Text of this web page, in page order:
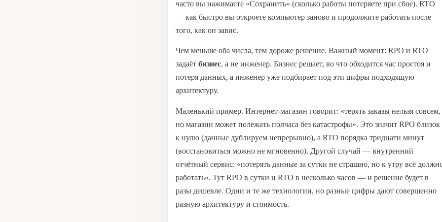
часто вы нажимаете «Сохранить» (сколько работы потеряете при сбое). RTO
— как быстро вы откроете компьютер заново и продолжите работать после
того, как он завис.
Чем меньше оба числа, тем дороже решение. Важный момент: RPO и RTO
задаёт бизнес, а не инженер. Бизнес решает, во что обходится час простоя и
потеря данных, а инженер уже подбирает под эти цифры подходящую
архитектуру.
Маленький пример. Интернет-магазин говорит: «терять заказы нельзя совсем,
но магазин может полежать полчаса без катастрофы». Это значит RPO близок
к нулю (данные дублируем непрерывно), а RTO порядка тридцати минут
(восстановиться можно не мгновенно). Другой случай — внутренний
отчётный сервис: «потерять данные за сутки не страшно, но к утру всё
работать». Тут RPO в сутки и RTO в несколько часов — и решение будет в
разы дешевле. Одни и те же технологии, но разные цифры дают совершенно
разную архитектуру и стоимость.